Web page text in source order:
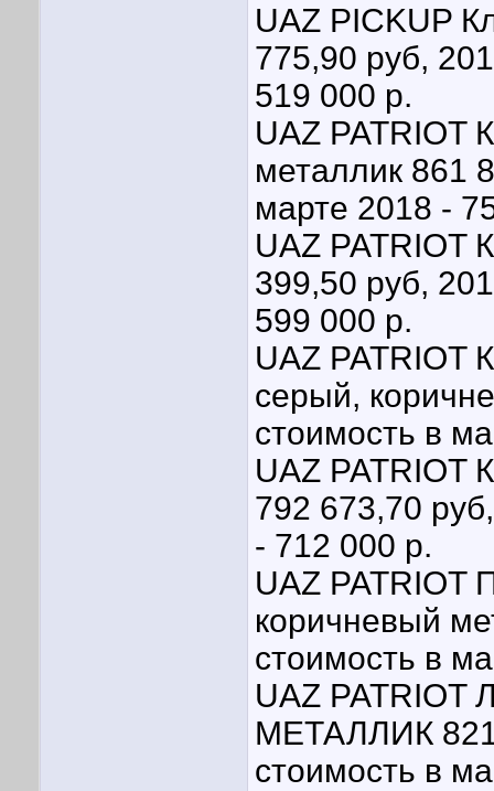
UAZ PICKUP
775,90 руб,
519 000 р.
UAZ PATRIOT
металлик 861
марте 2018 -
UAZ PATRIOT
399,50 руб,
599 000 р.
UAZ PATRIOT
серый,
стоимость в
UAZ PATRIOT
792 673,70
- 712 000 р.
UAZ PATRIOT
коричневый
стоимость в
UAZ
МЕТАЛЛИК 821
стоимость в